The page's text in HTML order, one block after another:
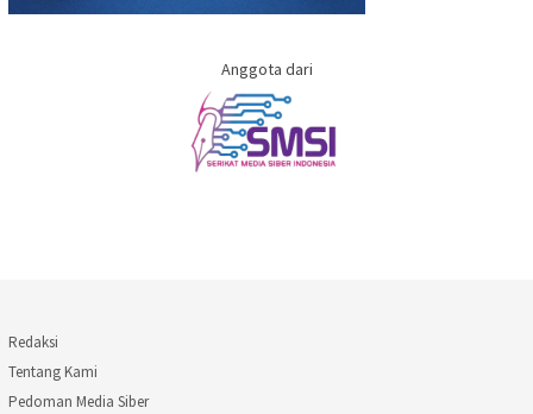
Anggota dari
Redaksi
Tentang Kami
Pedoman Media Siber